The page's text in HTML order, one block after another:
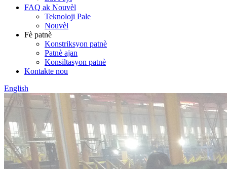
FAQ ak Nouvèl
Teknoloji Pale
Nouvèl
Fè patnè
Konstriksyon patnè
Patnè ajan
Konsiltasyon patnè
Kontakte nou
English